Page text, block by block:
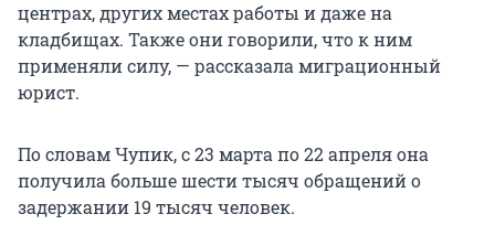
центрах, других местах работы и даже на
кладбищах. Также они говорили, что к ним
применяли силу, — рассказала миграционный
юрист.
По словам Чупик, с 23 марта по 22 апреля она
получила больше шести тысяч обращений о
задержании 19 тысяч человек.